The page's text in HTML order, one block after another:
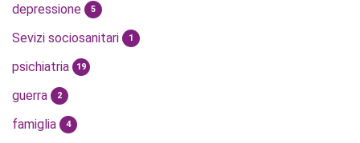
depressione 5
Sevizi sociosanitari 1
psichiatria 19
guerra 2
famiglia 4